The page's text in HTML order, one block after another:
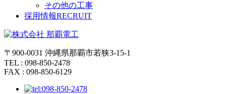
その他の工事
採用情報RECRUIT
〒900-0031 沖縄県那覇市若狭3-15-1
TEL : 098-850-2478
FAX : 098-850-6129